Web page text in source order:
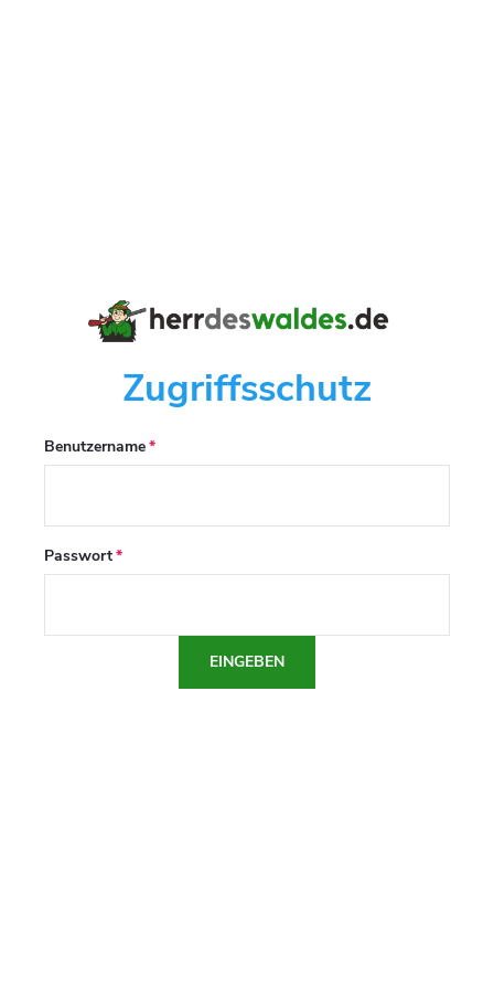
Zugriffsschutz
Benutzername
Passwort
EINGEBEN